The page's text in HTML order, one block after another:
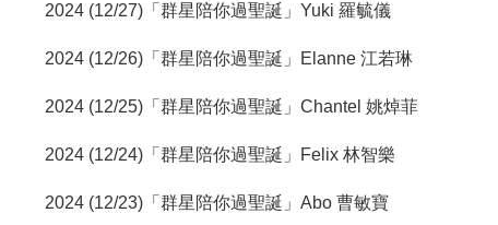
2024 (12/27)「群星陪你過聖誕」Yuki 羅毓儀
2024 (12/26)「群星陪你過聖誕」Elanne 江若琳
2024 (12/25)「群星陪你過聖誕」Chantel 姚焯菲
2024 (12/24)「群星陪你過聖誕」Felix 林智樂
2024 (12/23)「群星陪你過聖誕」Abo 曹敏寶